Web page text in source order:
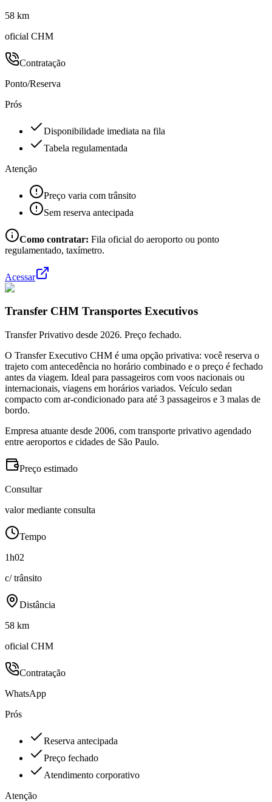
58 km
oficial CHM
Contratação
Ponto/Reserva
Prós
Disponibilidade imediata na fila
Tabela regulamentada
Atenção
Preço varia com trânsito
Sem reserva antecipada
Como contratar: Fila oficial do aeroporto ou ponto
regulamentado, taxímetro.
Acessar
Transfer CHM Transportes Executivos
Transfer Privativo desde 2026. Preço fechado.
O Transfer Executivo CHM é uma opção privativa: você reserva o
trajeto com antecedência no horário combinado e o preço é fechado
antes da viagem. Ideal para passageiros com voos nacionais ou
internacionais, viagens em horários variados. Veículo sedan
compacto com ar-condicionado para até 3 passageiros e 3 malas de
bordo.
Empresa atuante desde 2006, com transporte privativo agendado
entre aeroportos e cidades de São Paulo.
Preço estimado
Consultar
valor mediante consulta
Tempo
1h02
c/ trânsito
Distância
58 km
oficial CHM
Contratação
WhatsApp
Prós
Reserva antecipada
Preço fechado
Atendimento corporativo
Atenção